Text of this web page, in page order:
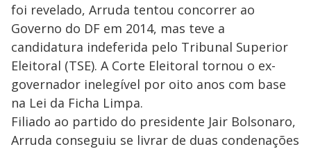
foi revelado, Arruda tentou concorrer ao
Governo do DF em 2014, mas teve a
candidatura indeferida pelo Tribunal Superior
Eleitoral (TSE). A Corte Eleitoral tornou o ex-
governador inelegível por oito anos com base
na Lei da Ficha Limpa.
Filiado ao partido do presidente Jair Bolsonaro,
Arruda conseguiu se livrar de duas condenações